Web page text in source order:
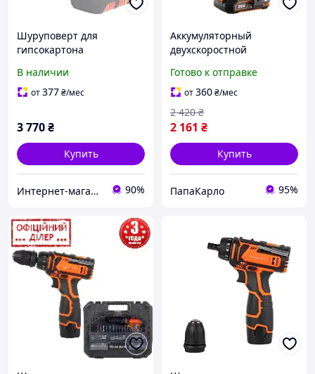
Шуруповерт для
гипсокартона
Tekhmann TCW-6.35/i20
BS Шуруповерт для
В наличии
от377₴/мес
3 770₴
Купить
Интернет-магазин "inGarden" 90%
Аккумуляторный
двухскоростной
PAK TCD-35/i20 KIT (1 акб
2 Ач, ЗУ) для дома
Готово к отправке
от360₴/мес
2 161 ₴
2 420 ₴
Купить
ПапаКарло 95%